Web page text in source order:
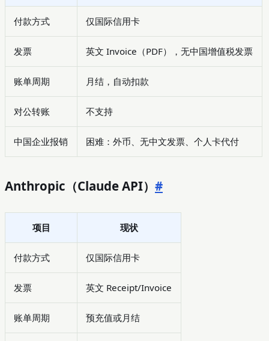
付款方式 仅国际信用卡
发票 英文 Invoice（PDF），无中国增值税发票
账单周期 月结，自动扣款
对公转账 不支持
中国企业报销 困难：外币、无中文发票、个人卡代付
Anthropic（Claude API） #
项目 现状
付款方式 仅国际信用卡
发票 英文 Receipt/Invoice
账单周期 预充值或月结